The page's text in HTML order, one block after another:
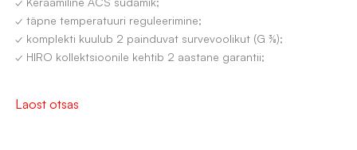
✓ täpne temperatuuri reguleerimine;
✓ komplekti kuulub 2 painduvat survevoolikut (G ⅜);
✓ HIRO kollektsioonile kehtib 2 aastane garantii;
Laost otsas